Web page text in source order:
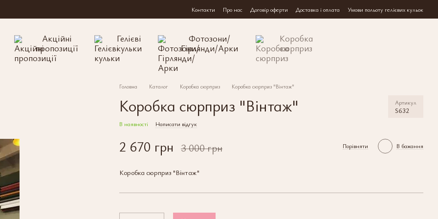
Контакти Про нас Договір оферти Доставка і оплата Умови польоту гелієвих кульок
Акційні
пропозиції
Гелієві
кульки
Фотозони/
Гірлянди/Арки
Коробка
сюрприз
Головна Каталог Коробка сюрприз Коробка сюрприз "Вінтаж"
Коробка сюрприз "Вінтаж" Артикул
S632
В наявності Написати відгук
2 670 грн 3 000 грн Порівняти В бажання
Коробка сюрприз "Вінтаж"